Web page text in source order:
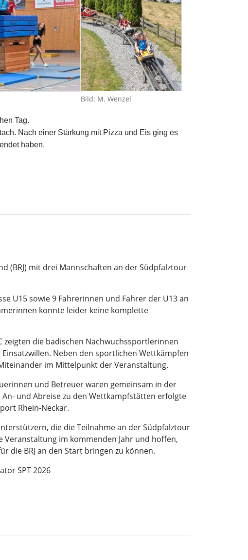
Bild: M. Wenzel
Tag.
Nach einer Stärkung mit Pizza und Eis ging es
haben.
(BRJ) mit drei Mannschaften an der Südpfalztour
U15 sowie 9 Fahrerinnen und Fahrer der U13 an
konnte leider keine komplette
zeigten die badischen Nachwuchssportlerinnen
Neben den sportlichen Wettkämpfen
im Mittelpunkt der Veranstaltung.
und Betreuer waren gemeinsam in der
und Abreise zu den Wettkampfstätten erfolgte
Rhein-Neckar.
die die Teilnahme an der Südpfalztour
im kommenden Jahr und hoffen,
die BRJ an den Start bringen zu können.
SPT 2026